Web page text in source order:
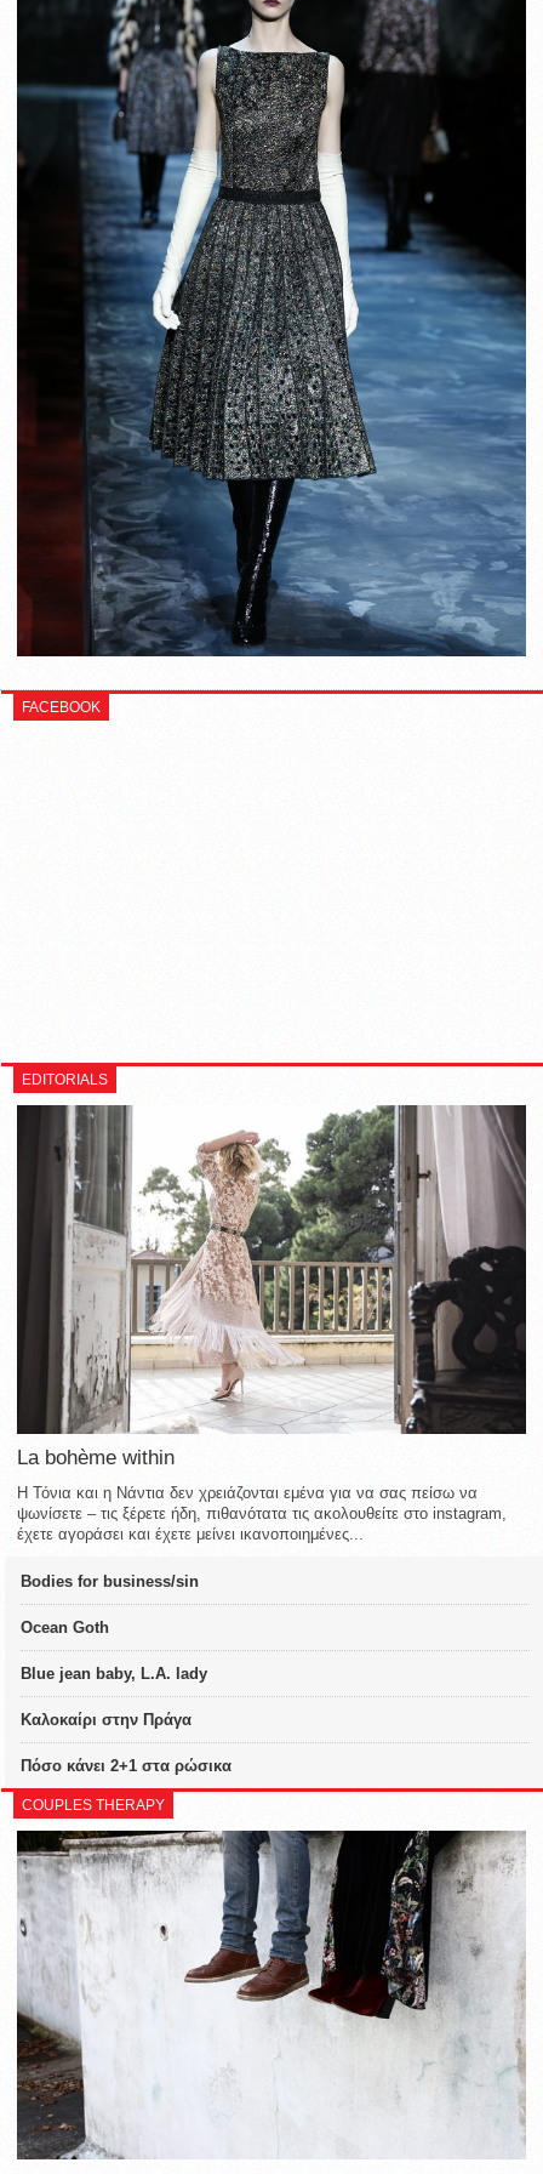
FACEBOOK
EDITORIALS
La bohème within
Η Τόνια και η Νάντια δεν χρειάζονται εμένα για να σας πείσω να
ψωνίσετε – τις ξέρετε ήδη, πιθανότατα τις ακολουθείτε στο instagram,
έχετε αγοράσει και έχετε μείνει ικανοποιημένες...
Bodies for business/sin
Ocean Goth
Blue jean baby, L.A. lady
Καλοκαίρι στην Πράγα
Πόσο κάνει 2+1 στα ρώσικα
COUPLES THERAPY